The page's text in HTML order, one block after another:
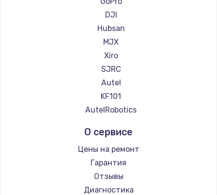
DJI
Hubsan
MJX
Xiro
SJRC
Autel
KF101
AutelRobotics
О сервисе
Цены на ремонт
Гарантия
Отзывы
Диагностика